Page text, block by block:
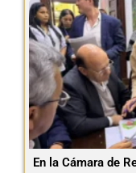
En la Cámara de